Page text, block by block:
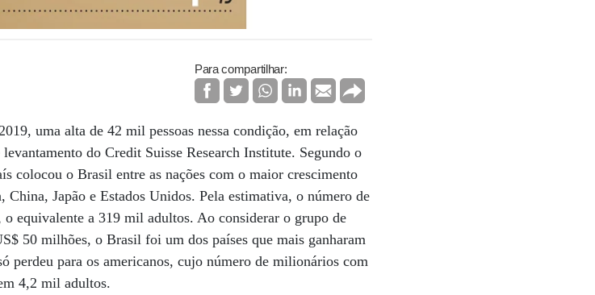
Para compartilhar:
uma alta de 42 mil pessoas nessa condição, em relação
do Credit Suisse Research Institute. Segundo o
colocou o Brasil entre as nações com o maior crescimento
Japão e Estados Unidos. Pela estimativa, o número de
equivalente a 319 mil adultos. Ao considerar o grupo de
50 milhões, o Brasil foi um dos países que mais ganharam
perdeu para os americanos, cujo número de milionários com
4,2 mil adultos.